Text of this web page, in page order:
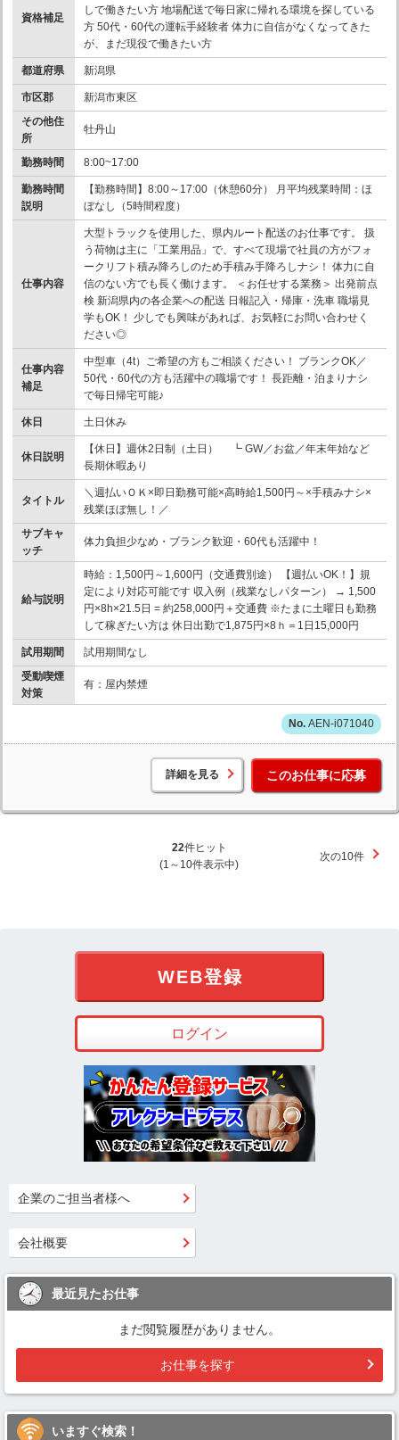
資格補足
しで働きたい方 地場配送で毎日家に帰れる環境を探している
方 50代・60代の運転手経験者 体力に自信がなくなってきた
が、まだ現役で働きたい方
都道府県 新潟県
市区郡
新潟市東区
その他住
所
牡丹山
勤務時間 8:00~17:00
勤務時間
説明
【勤務時間】8:00～17:00（休憩60分） 月平均残業時間：ほ
ぼなし（5時間程度）
仕事内容
大型トラックを使用した、県内ルート配送のお仕事です。 扱
う荷物は主に「工業用品」で、すべて現場で社員の方がフォ
ークリフト積み降ろしのため手積み手降ろしナシ！ 体力に自
信のない方でも長く働けます。 ＜お任せする業務＞ 出発前点
検 新潟県内の各企業への配送 日報記入・帰庫・洗車 職場見
学もOK！ 少しでも興味があれば、お気軽にお問い合わせく
ださい◎
仕事内容
補足
中型車（4t）ご希望の方もご相談ください！ ブランクOK／
50代・60代の方も活躍中の職場です！ 長距離・泊まりナシ
で毎日帰宅可能♪
休日 土日休み
休日説明
【休日】週休2日制（土日） ┗ GW／お盆／年末年始など
長期休暇あり
タイトル
＼週払いＯＫ×即日勤務可能×高時給1,500円～×手積みナシ×
残業ほぼ無し！／
サブキャ
ッチ
体力負担少なめ・ブランク歓迎・60代も活躍中！
給与説明
時給：1,500円～1,600円（交通費別途） 【週払いOK！】規
定により対応可能です 収入例（残業なしパターン） → 1,500
円×8h×21.5日 = 約258,000円＋交通費 ※たまに土曜日も勤務
して稼ぎたい方は 休日出勤で1,875円×8ｈ＝1日15,000円
試用期間
試用期間なし
受動喫煙
対策
有：屋内禁煙
AEN-i071040
詳細を見る このお仕事に応募
22件ヒット
(1～10件表示中)
次の10件
WEB登録
ログイン
企業のご担当者様へ
会社概要
最近見たお仕事
まだ閲覧履歴がありません。
お仕事を探す
いますぐ検索！